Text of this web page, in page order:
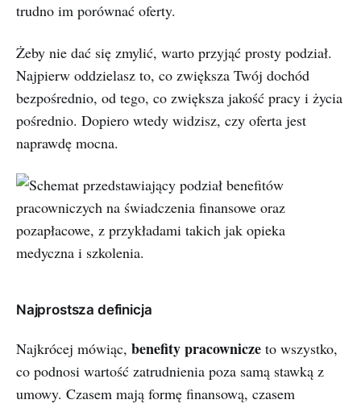
trudno im porównać oferty.
Żeby nie dać się zmylić, warto przyjąć prosty podział.
Najpierw oddzielasz to, co zwiększa Twój dochód
bezpośrednio, od tego, co zwiększa jakość pracy i życia
pośrednio. Dopiero wtedy widzisz, czy oferta jest
naprawdę mocna.
Najprostsza definicja
Najkrócej mówiąc, benefity pracownicze to wszystko,
co podnosi wartość zatrudnienia poza samą stawką z
umowy. Czasem mają formę finansową, czasem